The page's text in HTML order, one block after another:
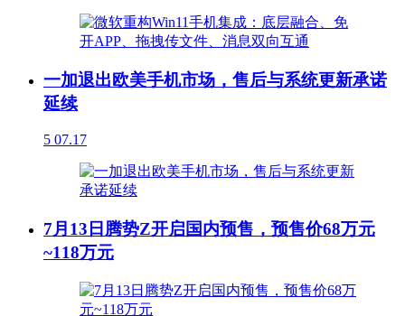
一加退出欧美手机市场，售后与系统更新承诺
延续
5 07.17
7月13日腾势Z开启国内预售，预售价68万元
~118万元